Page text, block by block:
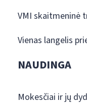
VMI skaitmeninė
Vienas langelis
NAUDINGA
Mokesčiai ir jų